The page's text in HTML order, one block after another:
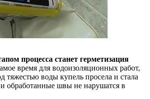
процесса станет герметизация
время для водоизоляционных работ,
тяжестью воды купель просела и стала
и обработанные швы не нарушатся в